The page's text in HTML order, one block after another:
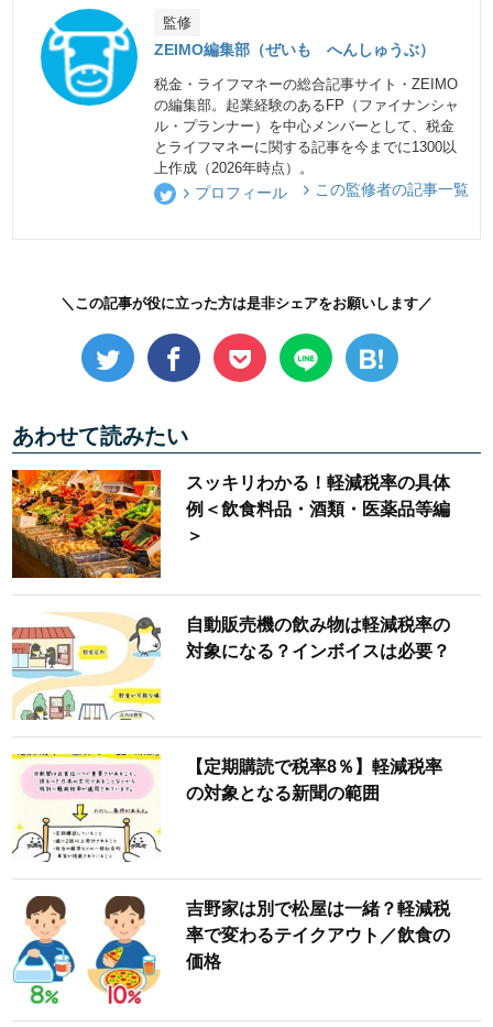
監修
ZEIMO編集部（ぜいも へんしゅうぶ）
税金・ライフマネーの総合記事サイト・ZEIMO
の編集部。起業経験のあるFP（ファイナンシャ
ル・プランナー）を中心メンバーとして、税金
とライフマネーに関する記事を今までに1300以
上作成（2026年時点）。
プロフィール この監修者の記事一覧
＼この記事が役に立った方は是非シェアをお願いします／
あわせて読みたい
スッキリわかる！軽減税率の具体
例＜飲食料品・酒類・医薬品等編
＞
自動販売機の飲み物は軽減税率の
対象になる？インボイスは必要？
【定期購読で税率8％】軽減税率
の対象となる新聞の範囲
吉野家は別で松屋は一緒？軽減税
率で変わるテイクアウト／飲食の
価格